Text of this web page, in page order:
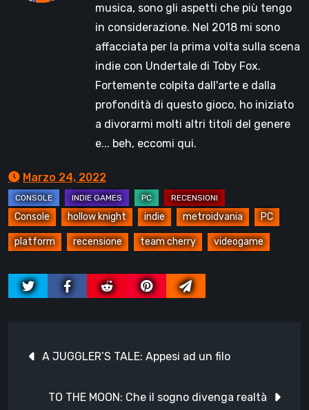
musica, sono gli aspetti che più tengo
in considerazione. Nel 2018 mi sono
affacciata per la prima volta sulla scena
indie con Undertale di Toby Fox.
Fortemente colpita dall'arte e dalla
profondità di questo gioco, ho iniziato
a divorarmi molti altri titoli del genere
e... beh, eccomi qui.
Marzo 24, 2022
Console hollow knight indie metroidvania PC
platform recensione team cherry videogame
articoli
A JUGGLER’S TALE: Appesi ad un filo
TO THE MOON: Che il sogno divenga realtà